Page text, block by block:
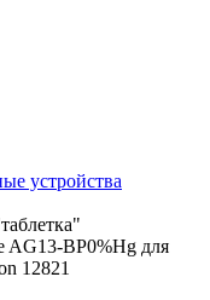
устройства
AG13-BP0%Hg для
12821